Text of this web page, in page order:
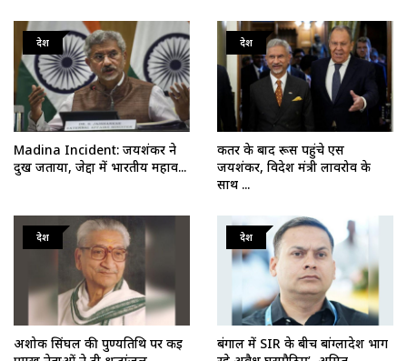
देश
Madina Incident: जयशंकर ने
दुख जताया, जेद्दा में भारतीय महाव...
देश
कतर के बाद रूस पहुंचे एस
जयशंकर, विदेश मंत्री लावरोव के
साथ ...
देश
अशोक सिंघल की पुण्यतिथि पर कई
देश
बंगाल में SIR के बीच बांग्लादेश भाग